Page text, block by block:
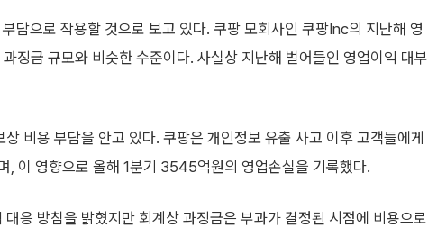
담으로 작용할 것으로 보고 있다. 쿠팡 모회사인 쿠팡Inc의 지난해 영
금 규모와 비슷한 수준이다. 사실상 지난해 벌어들인 영업이익 대부
비용 부담을 안고 있다. 쿠팡은 개인정보 유출 사고 이후 고객들에게
이 영향으로 올해 1분기 3545억원의 영업손실을 기록했다.
응 방침을 밝혔지만 회계상 과징금은 부과가 결정된 시점에 비용으로